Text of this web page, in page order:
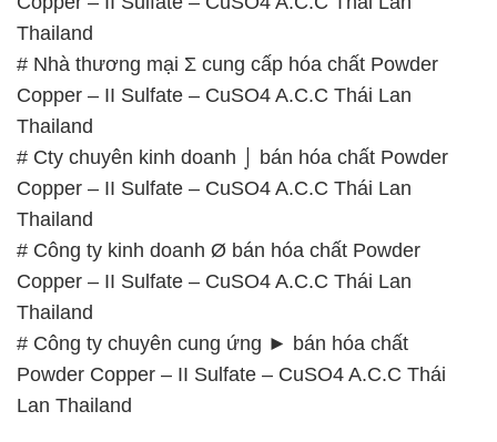
Thailand
# Nhà thương mại Σ cung cấp hóa chất Powder
Copper – II Sulfate – CuSO4 A.C.C Thái Lan
Thailand
# Cty chuyên kinh doanh ⌡ bán hóa chất Powder
Copper – II Sulfate – CuSO4 A.C.C Thái Lan
Thailand
# Công ty kinh doanh Ø bán hóa chất Powder
Copper – II Sulfate – CuSO4 A.C.C Thái Lan
Thailand
# Công ty chuyên cung ứng ► bán hóa chất
Powder Copper – II Sulfate – CuSO4 A.C.C Thái
Lan Thailand